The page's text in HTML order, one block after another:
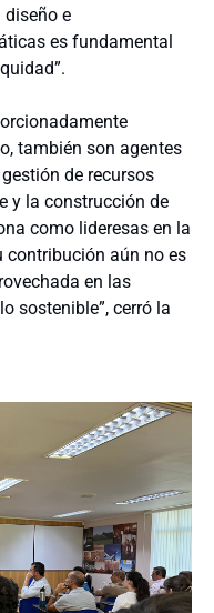
diseño e
es fundamental
también son agentes
de recursos
y la construcción de
como lideresas en la
contribución aún no es
en las
sostenible”, cerró la